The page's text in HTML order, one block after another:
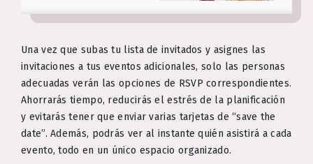
Una vez que subas tu lista de invitados y asignes las
invitaciones a tus eventos adicionales, solo las personas
adecuadas verán las opciones de RSVP correspondientes.
Ahorrarás tiempo, reducirás el estrés de la planificación
y evitarás tener que enviar varias tarjetas de “save the
date”. Además, podrás ver al instante quién asistirá a cada
evento, todo en un único espacio organizado.